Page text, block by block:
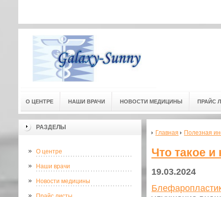
О ЦЕНТРЕ НАШИ ВРАЧИ НОВОСТИ МЕДИЦИНЫ ПРАЙС
РАЗДЕЛЫ
О центре
Наши врачи
Новости медицины
Главная Полезная
Что такое
19.03.2024